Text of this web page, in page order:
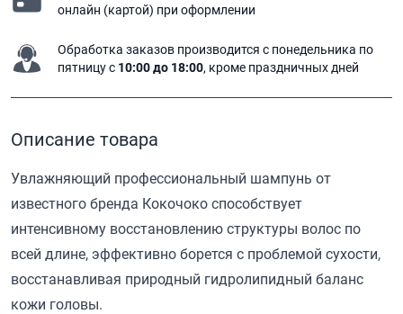
онлайн (картой) при оформлении
Обработка заказов производится с понедельника по
пятницу с 10:00 до 18:00, кроме праздничных дней
Описание товара
Увлажняющий профессиональный шампунь от
известного бренда Кокочоко способствует
интенсивному восстановлению структуры волос по
всей длине, эффективно борется с проблемой сухости,
восстанавливая природный гидролипидный баланс
кожи головы.